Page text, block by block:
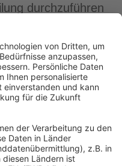
durchzuführen
wird dringend
und neue
darf vermutet
haben, um